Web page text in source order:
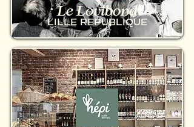
Le Lovibond
LILLE REPUBLIQUE